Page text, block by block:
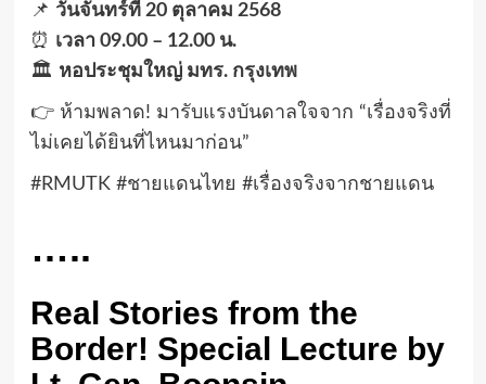
📌 วันจันทร์ที่ 20 ตุลาคม 2568
⏰ เวลา 09.00 – 12.00 น.
🏛️ หอประชุมใหญ่ มทร. กรุงเทพ
👉 ห้ามพลาด! มารับแรงบันดาลใจจาก “เรื่องจริงที่
ไม่เคยได้ยินที่ไหนมาก่อน”
#RMUTK #ชายแดนไทย #เรื่องจริงจากชายแดน
…..
Real Stories from the
Border! Special Lecture by